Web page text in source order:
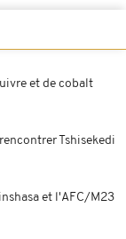
et de cobalt
Tshisekedi
et l'AFC/M23